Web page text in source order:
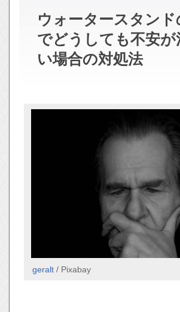
ウォータースタンド
でどうしても不安が
い場合の対処法
geralt/ Pixabay